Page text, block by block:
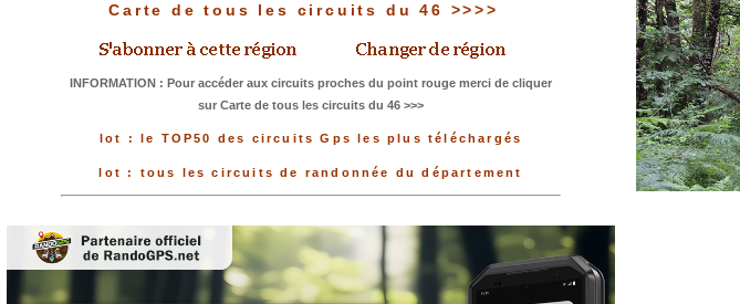
Carte de tous les circuits du 46 >>>>
INFORMATION : Pour accéder aux circuits proches du point rouge merci de cliquer
sur Carte de tous les circuits du 46 >>>
lot : le TOP50 des circuits Gps les plus téléchargés
lot : tous les circuits de randonnée du département